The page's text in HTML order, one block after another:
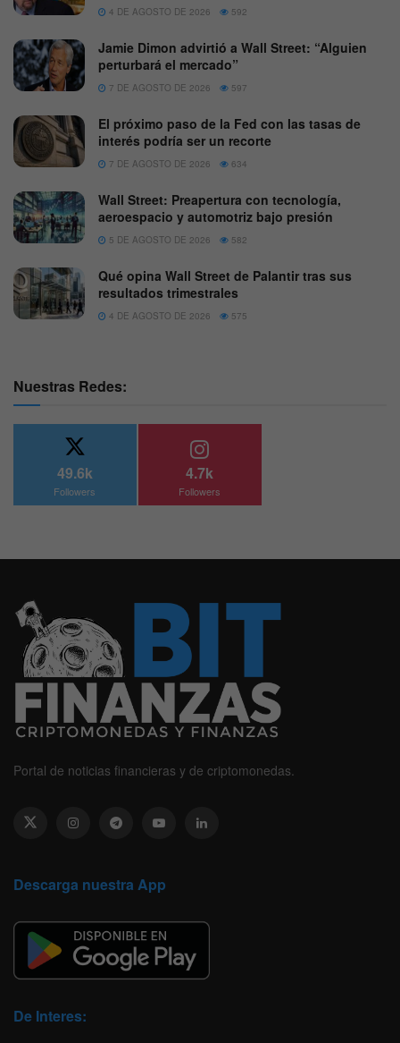
4 DE AGOSTO DE 2026 592
Jamie Dimon advirtió a Wall Street: “Alguien
perturbará el mercado”
7 DE AGOSTO DE 2026 597
El próximo paso de la Fed con las tasas de
interés podría ser un recorte
7 DE AGOSTO DE 2026 634
Wall Street: Preapertura con tecnología,
aeroespacio y automotriz bajo presión
5 DE AGOSTO DE 2026 582
Qué opina Wall Street de Palantir tras sus
resultados trimestrales
4 DE AGOSTO DE 2026 575
Nuestras Redes:
49.6k
Followers
4.7k
Followers
Portal de noticias financieras y de criptomonedas.
Descarga nuestra App
De Interes: